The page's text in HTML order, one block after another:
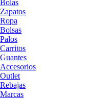
Bolas
Zapatos
Ropa
Bolsas
Palos
Carritos
Guantes
Accesorios
Outlet
Rebajas
Marcas